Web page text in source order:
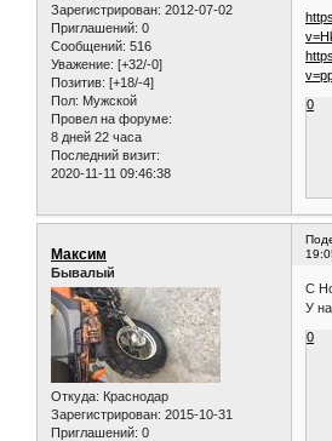
Зарегистрирован: 2012-07-02
Приглашений: 0
Сообщений: 516
Уважение: [+32/-0]
Позитив: [+18/-4]
Пол: Мужской
Провел на форуме:
8 дней 22 часа
Последний визит:
2020-11-11 09:46:38
0
Максим
Бывалый
Откуда: Краснодар
Зарегистрирован: 2015-10-31
Приглашений: 0
С
У
0